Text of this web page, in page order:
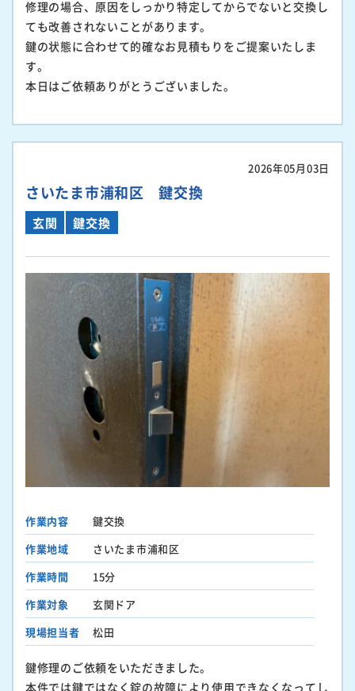
修理の場合、原因をしっかり特定してからでないと交換し
ても改善されないことがあります。
鍵の状態に合わせて的確なお見積もりをご提案いたしま
す。
本日はご依頼ありがとうございました。
2026年05月03日
さいたま市浦和区 鍵交換
玄関 鍵交換
作業内容
鍵交換
作業地域
さいたま市浦和区
作業時間
15分
作業対象
玄関ドア
現場担当者
松田
鍵修理のご依頼をいただきました。
本件では鍵ではなく錠の故障により使用できなくなってし